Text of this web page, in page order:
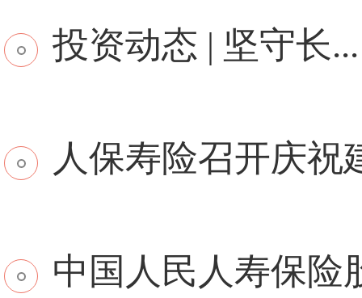
投资动态 | 坚守长...
人保寿险召开庆祝
中国人民人寿保险